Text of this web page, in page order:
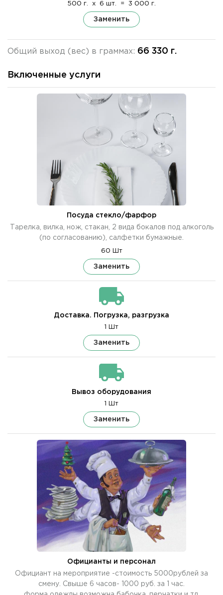
500 г. x 6 шт. = 3 000 г.
Заменить
Общий выход (вес) в граммах: 66 330 г.
Включенные услуги
Посуда стекло/фарфор
Тарелка, вилка, нож, стакан, 2 вида бокалов под алкоголь
(по согласованию), салфетки бумажные.
60 Шт
Заменить
Доставка. Погрузка, разгрузка
1 Шт
Заменить
Вывоз оборудования
1 Шт
Заменить
Официанты и персонал
Официант на мероприятие -стоимость 5000рублей за
смену. Свыше 6 часов- 1000 руб. за 1 час.